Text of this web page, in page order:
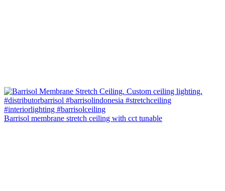
Barrisol membrane stretch ceiling with cct tunable